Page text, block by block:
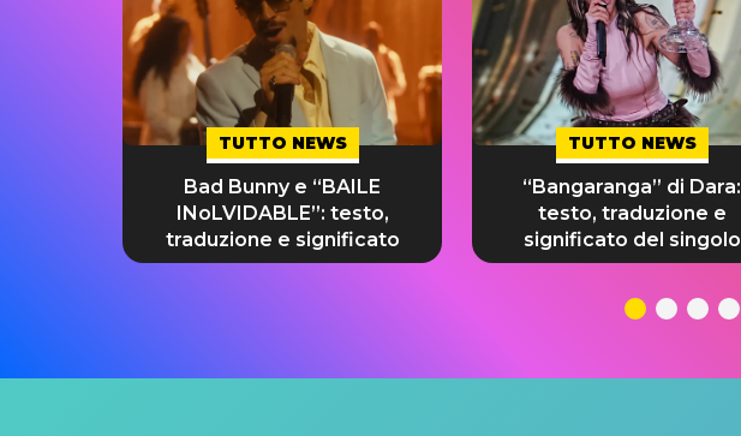
TUTTO NEWS
Bad Bunny e “BAILE
INoLVIDABLE”: testo,
traduzione e significato
TUTTO NEWS
“Bangaranga” di Dara:
testo, traduzione e
significato del singolo